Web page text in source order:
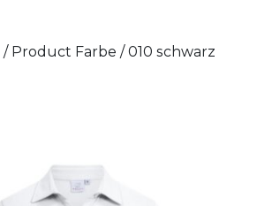
/ Product Farbe / 010 schwarz